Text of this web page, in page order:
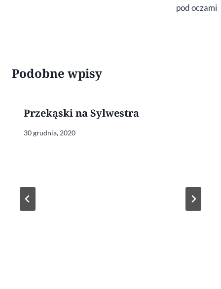
pod oczami
Podobne wpisy
Przekąski na Sylwestra
30 grudnia, 2020